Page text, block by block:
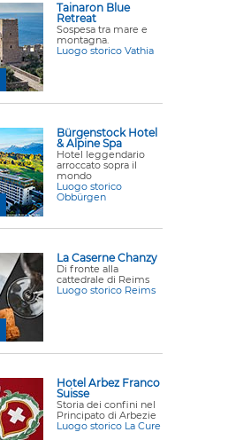
Tainaron Blue
Retreat
Sospesa tra mare e
montagna.
Luogo storico Vathia
Bürgenstock Hotel
& Alpine Spa
Hotel leggendario
arroccato sopra il
mondo
Luogo storico
Obbürgen
La Caserne Chanzy
Di fronte alla
cattedrale di Reims
Luogo storico Reims
Hotel Arbez Franco
Suisse
Storia dei confini nel
Principato di Arbezie
Luogo storico La Cure